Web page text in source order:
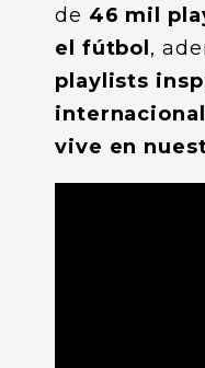
de 46 mil
el fútbol ,
playlists
vive en